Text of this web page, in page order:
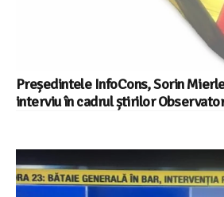
Președintele InfoCons, Sorin
interviu în cadrul știrilor